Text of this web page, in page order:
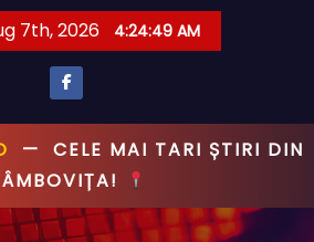
7th, 2026 4:24:50 AM
—PRIMUL CU ȘTIREA,
CU ADEVĂRUL!